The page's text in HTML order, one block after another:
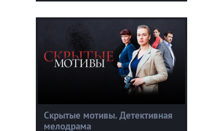
Скрытые мотивы. Детективная
мелодрама